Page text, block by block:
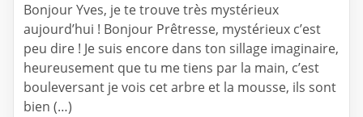
Bonjour Yves, je te trouve très mystérieux
aujourd’hui ! Bonjour Prêtresse, mystérieux c’est
peu dire ! Je suis encore dans ton sillage imaginaire,
heureusement que tu me tiens par la main, c’est
bouleversant je vois cet arbre et la mousse, ils sont
bien (…)